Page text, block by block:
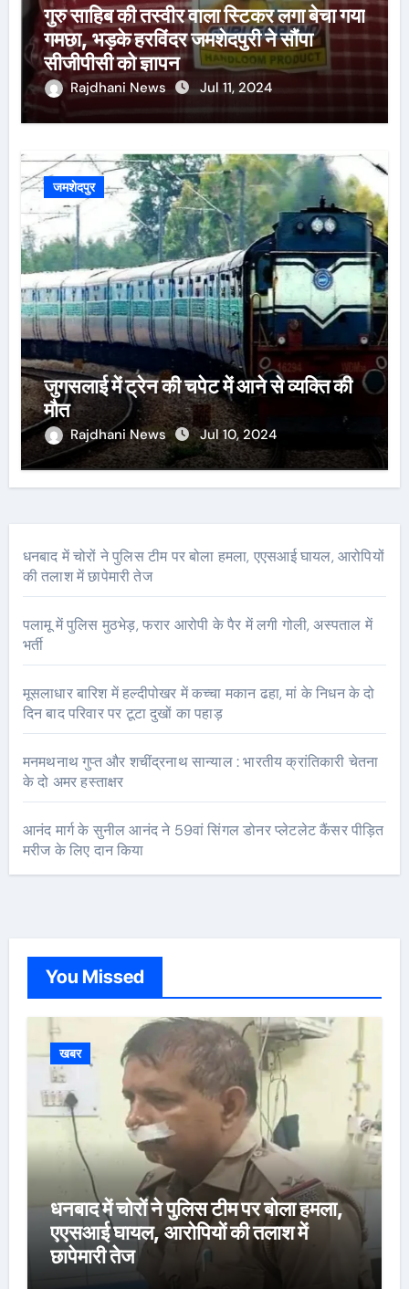
गुरु साहिब की तस्वीर वाला स्टिकर लगा बेचा गया
गमछा, भड़के हरविंदर जमशेदपुरी ने सौंपा
सीजीपीसी को ज्ञापन
Rajdhani News Jul 11, 2024
जमशेदपुर
जुगसलाई में ट्रेन की चपेट में आने से व्यक्ति की
मौत
Rajdhani News Jul 10, 2024
धनबाद में चोरों ने पुलिस टीम पर बोला हमला, एएसआई घायल, आरोपियों
की तलाश में छापेमारी तेज
पलामू में पुलिस मुठभेड़, फरार आरोपी के पैर में लगी गोली, अस्पताल में
भर्ती
मूसलाधार बारिश में हल्दीपोखर में कच्चा मकान ढहा, मां के निधन के दो
दिन बाद परिवार पर टूटा दुखों का पहाड़
मनमथनाथ गुप्त और शचींद्रनाथ सान्याल : भारतीय क्रांतिकारी चेतना
के दो अमर हस्ताक्षर
आनंद मार्ग के सुनील आनंद ने 59वां सिंगल डोनर प्लेटलेट कैंसर पीड़ित
मरीज के लिए दान किया
You Missed
खबर
धनबाद में चोरों ने पुलिस टीम पर बोला हमला,
एएसआई घायल, आरोपियों की तलाश में
छापेमारी तेज